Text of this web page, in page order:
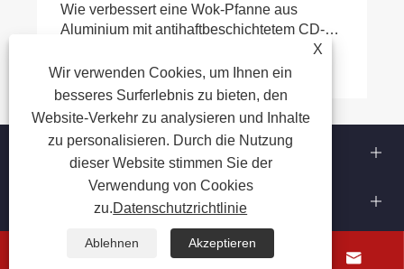
Wie verbessert eine Wok-Pfanne aus
Aluminium mit antihaftbeschichtetem CD-
Mehr sehen >>
Über uns
Kontaktiere uns
 
X
Wir verwenden Cookies, um Ihnen ein
besseres Surferlebnis zu bieten, den
Website-Verkehr zu analysieren und Inhalte
zu personalisieren. Durch die Nutzung
dieser Website stimmen Sie der
Verwendung von Cookies
zu.Datenschutzrichtlinie
Ablehnen Akzeptieren